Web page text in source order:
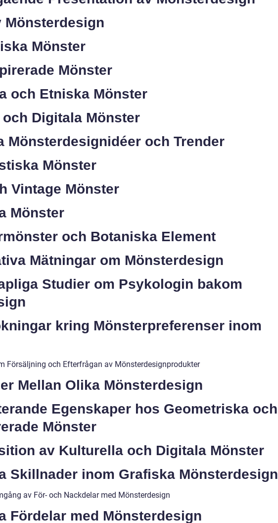
Mönsterdesign
Mönster
Mönster
och Etniska Mönster
Digitala Mönster
Mönsterdesignidéer och Trender
Mönster
Vintage Mönster
Mönster
och Botaniska Element
Mätningar om Mönsterdesign
Studier om Psykologin bakom
kring Mönsterpreferenser inom
Försäljning och Efterfrågan av Mönsterdesignprodukter
Mellan Olika Mönsterdesign
Egenskaper hos Geometriska och
Mönster
av Kulturella och Digitala Mönster
Skillnader inom Grafiska Mönsterdesign
av För- och Nackdelar med Mönsterdesign
Fördelar med Mönsterdesign